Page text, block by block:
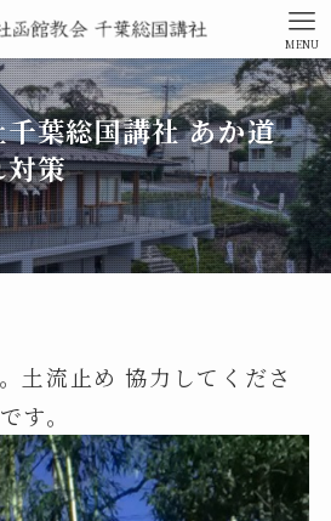
MENU
葉総国講社 あか道
対策
土流止め 協力してくださ
す。